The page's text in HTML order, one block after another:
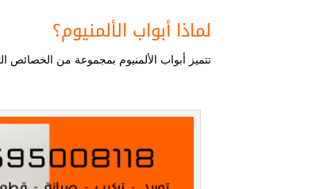
لماذا أبواب الألمنيوم؟
تتميز أبواب الألمنيوم بمجموعة من الخصائص